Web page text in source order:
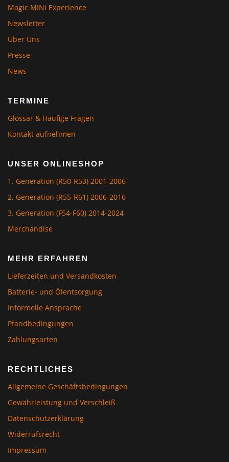
Magic MINI Experience
Newsletter
Über Uns
Presse
News
TERMINE
Glossar & Häufige Fragen
Kontakt aufnehmen
UNSER ONLINESHOP
1. Generation (R50-R53) 2001-2006
2. Generation (R55-R61) 2006-2016
3. Generation (F54-F60) 2014-2024
Merchandise
MEHR ERFAHREN
Lieferzeiten und Versandkosten
Batterie- und Ölentsorgung
Informelle Ansprache
Pfandbedingungen
Zahlungsarten
RECHTLICHES
Allgemeine Geschäftsbedingungen
Gewährleistung und Verschleiß
Datenschutzerklärung
Widerrufsrecht
Impressum